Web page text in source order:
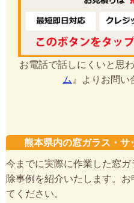
お電話で話しにくいと思
ム 』よりお問い
熊本県内の窓ガラス・サ
今までに実際に作業した窓
除事例を紹介いたします。
てください。